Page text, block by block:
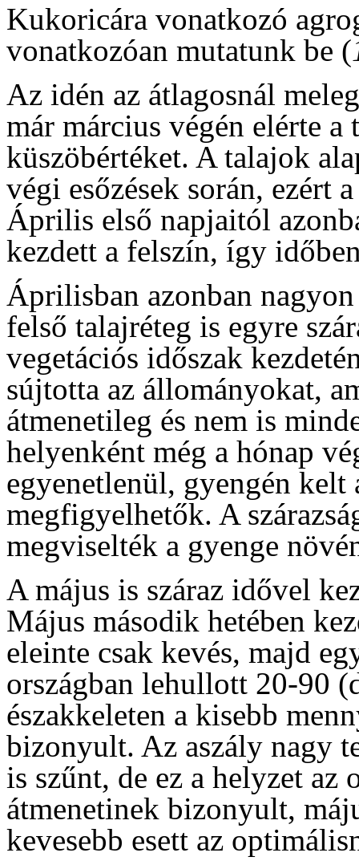
Kukoricára vonatkozó
vonatkozóan mutatunk be (
Az idén az átlagosnál
már március végén elérte
küszöbértéket. A talajok
végi esőzések során, ezért
Április első napjaitól
kezdett a felszín, így
Áprilisban azonban
felső talajréteg is egyre
vegetációs időszak
sújtotta az állományokat,
átmenetileg és nem is
helyenként még a hónap
egyenetlenül, gyengén
megfigyelhetők. A
megviselték a gyenge
A május is száraz idővel
Május második hetében
eleinte csak kevés, majd
országban lehullott 20-90
északkeleten a kisebb
bizonyult. Az aszály nagy
is szűnt, de ez a helyzet az
átmenetinek bizonyult,
kevesebb esett az